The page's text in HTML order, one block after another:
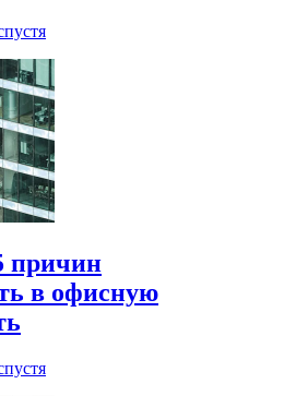
причин
в офисную